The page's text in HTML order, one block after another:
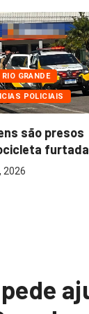
GRANDE
POLICIAIS
são presos
2026